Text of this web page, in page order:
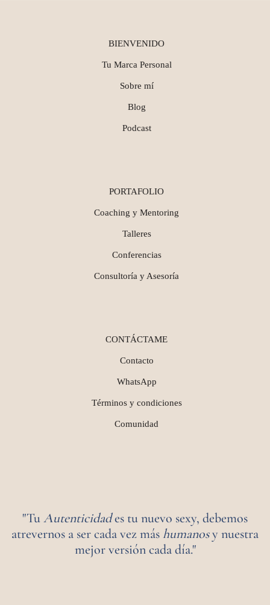
BIENVENIDO
Tu Marca Personal
Sobre mí
Blog
Podcast
PORTAFOLIO
Coaching y Mentoring
Talleres
Conferencias
Consultoría y Asesoría
CONTÁCTAME
Contacto
WhatsApp
Términos y condiciones
Comunidad
"TuAutenticidades tu nuevo sexy, debemos
atrevernos a ser cada vez máshumanosy nuestra
mejor versión cada día."